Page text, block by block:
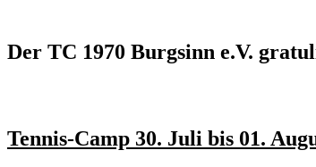
Der TC 1970 Burgsinn e.V.
Tennis-Camp 30. Juli bis 01.